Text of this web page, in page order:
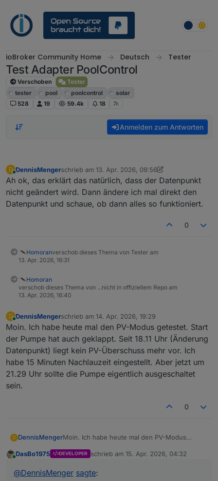
ioBroker Community Home Deutsch Tester
Test Adapter PoolControl
Verschoben
Tester
tester
pool poolcontrol
solar
528
19 59.4k 18
Anmelden zum Antworten
D
Online
DennisMengerschrieb am 13. Apr. 2026, 09:56
zuletzt editiert von DennisMenger
Ah ok, das erklärt das natürlich, dass der Datenpunkt
nicht geändert wird. Dann ändere ich mal direkt den
Datenpunkt und schaue, ob dann alles so funktioniert.
0
Homoranverschob dieses Thema von Tester am
13. Apr. 2026, 16:31
Homoran
verschob dieses Thema von ...nicht in offiziellem Repo am
13. Apr. 2026, 16:40
D
Online
DennisMengerschrieb am 14. Apr. 2026, 19:29
zuletzt editiert von
Moin. Ich habe heute mal den PV-Modus getestet. Start
der Pumpe hat auch geklappt. Seit 18.11 Uhr (Änderung
Datenpunkt) liegt kein PV-Überschuss mehr vor. Ich
habe 15 Minuten Nachlauzeit eingestellt. Aber jetzt um
21.29 Uhr sollte die Pumpe eigentlich ausgeschaltet
sein.
0
D DennisMengerMoin. Ich habe heute mal den PV-Modus
Seit 18.11 Uhr (Änderung Datenpunkt) liegt kein
Nachlauzeit eingestellt. Aber jetzt um 21.29 Uhr
Online
DasBo1975 DEVELOPER schrieb am 15. Apr. 2026, 04:32
zuletzt editiert von
@DennisMenger sagte: